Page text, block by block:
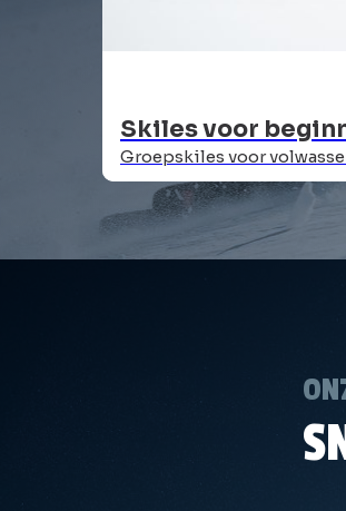
Skiles voor
Groepskiles voor